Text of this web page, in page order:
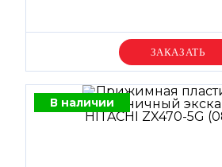
Уточняйте цену
В наличии